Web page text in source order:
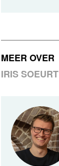
MEER OVER
IRIS SOEURT